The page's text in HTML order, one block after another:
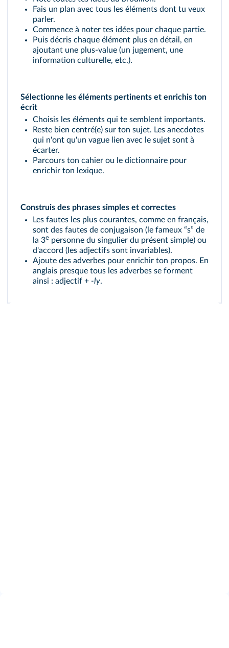
Fais un plan avec tous les éléments dont tu veux
parler.
Commence à noter tes idées pour chaque partie.
Puis décris chaque élément plus en détail, en
ajoutant une plus-value (un jugement, une
information culturelle, etc.).
Sélectionne les éléments pertinents et enrichis ton
écrit
Choisis les éléments qui te semblent importants.
Reste bien centré(e) sur ton sujet. Les anecdotes
qui n'ont qu'un vague lien avec le sujet sont à
écarter.
Parcours ton cahier ou le dictionnaire pour
enrichir ton lexique.
Construis des phrases simples et correctes
Les fautes les plus courantes, comme en français,
sont des fautes de conjugaison (le fameux “s” de
la 3e personne du singulier du présent simple) ou
d'accord (les adjectifs sont invariables).
Ajoute des adverbes pour enrichir ton propos. En
anglais presque tous les adverbes se forment
ainsi : adjectif + ‑ly.